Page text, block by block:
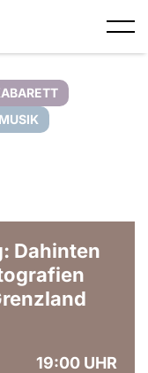
MUSIK
Dahinten
19:00 UHR